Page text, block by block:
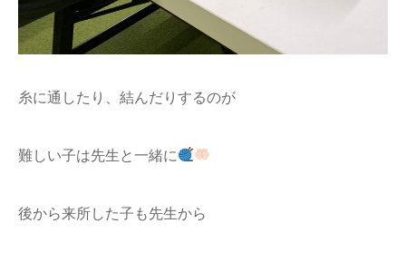
糸に通したり、結んだりするのが
難しい子は先生と一緒に
後から来所した子も先生から